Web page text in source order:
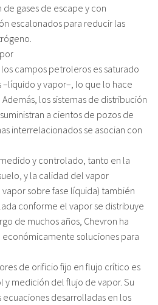
gases de escape y con
escalonados para reducir las
campos petroleros es saturado
–líquido y vapor–, lo que lo hace
los sistemas de distribución
a cientos de pozos de
interrelacionados se asocian con
y controlado, tanto en la
y la calidad del vapor
sobre fase líquida) también
conforme el vapor se distribuye
de muchos años, Chevron ha
soluciones para
de orificio fijo en flujo crítico es
medición del flujo de vapor. Su
ecuaciones desarrolladas en los